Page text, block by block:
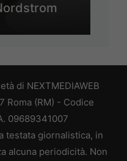
di NEXTMEDIAWEB
Roma (RM) - Codice
09689341007
testata giornalistica, in
alcuna periodicità. Non